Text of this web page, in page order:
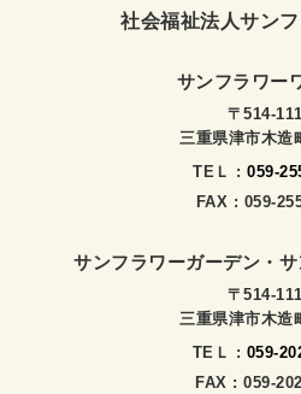
社会福祉法人サン
サンフラワー
〒514-
三重県津市木造
TEＬ : 059-
FAX : 059-
サンフラワーガーデン・
〒514-
三重県津市木造
TEＬ : 059-
FAX : 059-